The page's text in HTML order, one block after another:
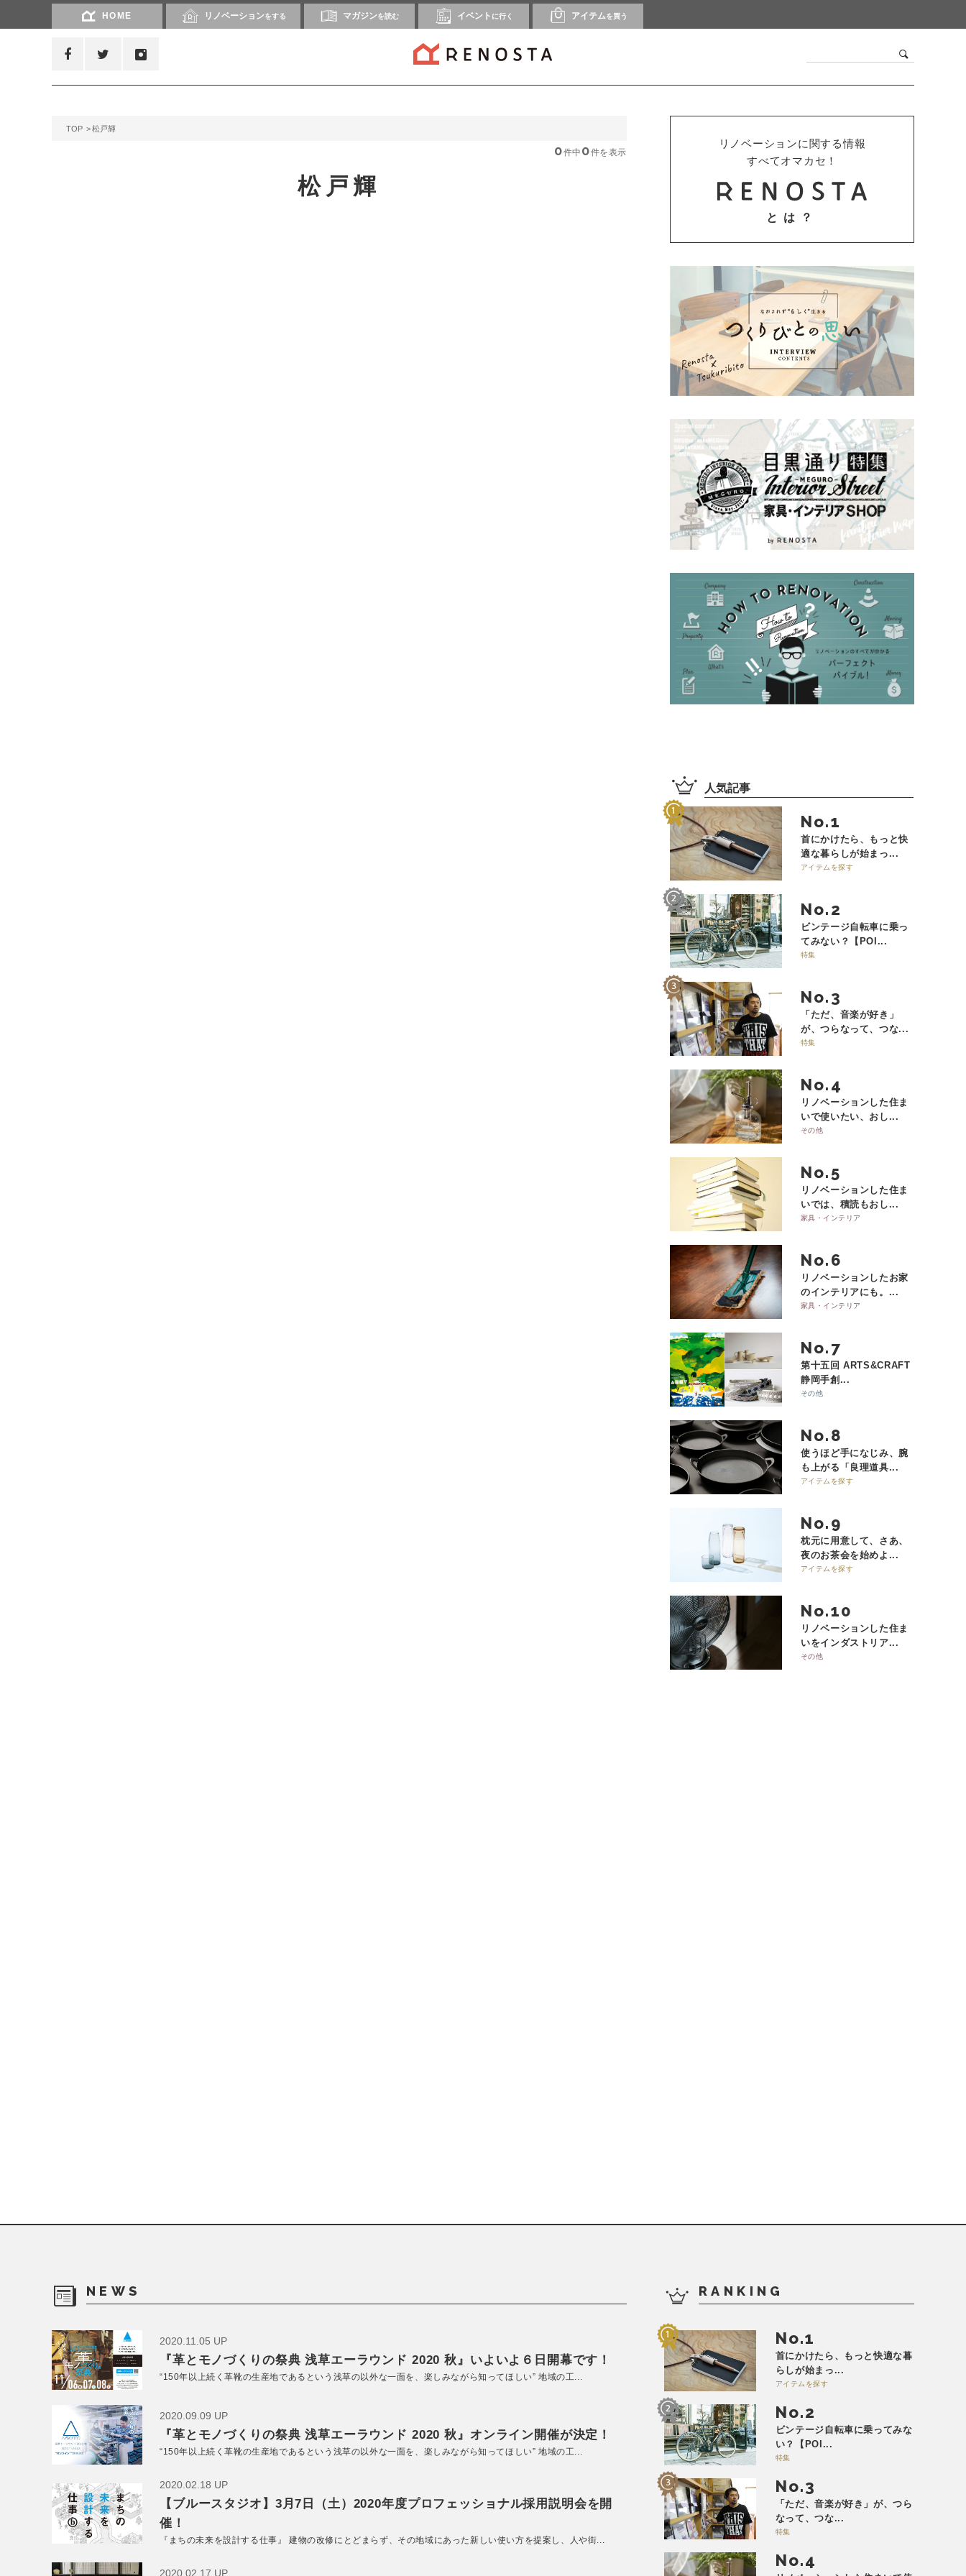
HOME リノベーションをする マガジンを読む イベント に行く アイテムを買う
TOP 松戸輝
0件中 0件を表示
松戸輝
リノベーションに関する情報
すべてオマカセ！
とは？
人気記事
No.
首にかけたら、もっと快
適な暮らしが始まっ...
アイテムを探す
No.
ビンテージ自転車に乗っ
てみない？【POI...
特集
No.
「ただ、音楽が好き」
が、つらなって、つな...
特集
No.
リノベーションした住ま
いで使いたい、おし...
その他
No.
リノベーションした住ま
いでは、積読もおし...
家具・インテリア
No.
リノベーションしたお家
のインテリアにも。...
家具・インテリア
No.
第十五回 ARTS&CRAFT
静岡手創...
その他
No.
使うほど手になじみ、腕
も上がる「良理道具...
アイテムを探す
No.
枕元に用意して、さあ、
夜のお茶会を始めよ...
アイテムを探す
No.
リノベーションした住ま
いをインダストリア...
その他
NEWS
2020.11.05 UP
『革とモノづくりの祭典 浅草エーラウンド 2020 秋』いよいよ６日開幕です！
“150年以上続く革靴の生産地であるという浅草の以外な一面を、楽しみながら知ってほしい” 地域の工...
2020.09.09 UP
『革とモノづくりの祭典 浅草エーラウンド 2020 秋』オンライン開催が決定！
“150年以上続く革靴の生産地であるという浅草の以外な一面を、楽しみながら知ってほしい” 地域の工...
2020.02.18 UP
【ブルースタジオ】3月7日（土）2020年度プロフェッショナル採用説明会を開
催！
『まちの未来を設計する仕事』 建物の改修にとどまらず、その地域にあった新しい使い方を提案し、人や街...
2020.02.17 UP
RANKING
No.
首にかけたら、もっと快適な暮
らしが始まっ...
アイテムを探す
No.
ビンテージ自転車に乗ってみな
い？【POI...
特集
No.
「ただ、音楽が好き」が、つら
なって、つな...
特集
No.